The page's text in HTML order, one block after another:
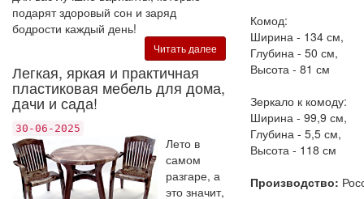
подарят здоровый сон и заряд
бодрости каждый день!
Читать далее
Легкая, яркая и практичная
пластиковая мебель для дома,
дачи и сада!
30-06-2025
Лето в
самом
разгаре, а
это значит,
Комод:
Ширина - 134 см,
Глубина - 50 см,
Высота - 81 см
Зеркало к комоду:
Ширина - 99,9 см,
Глубина - 5,5 см,
Высота - 118 см
Производство: